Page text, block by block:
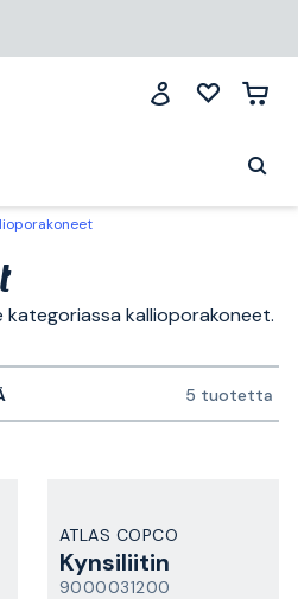
kategoriassa kallioporakoneet.
5 tuotetta
ATLAS COPCO
Kynsiliitin
9000031200